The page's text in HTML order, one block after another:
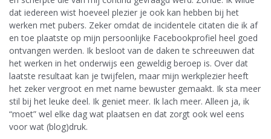
dat iedereen wist hoeveel plezier je ook kan hebben bij het
werken met pubers. Zeker omdat de incidentele citaten die ik af
en toe plaatste op mijn persoonlijke Facebookprofiel heel goed
ontvangen werden. Ik besloot van de daken te schreeuwen dat
het werken in het onderwijs een geweldig beroep is. Over dat
laatste resultaat kan je twijfelen, maar mijn werkplezier heeft
het zeker vergroot en met name bewuster gemaakt. Ik sta meer
stil bij het leuke deel. Ik geniet meer. Ik lach meer. Alleen ja, ik
“moet” wel elke dag wat plaatsen en dat zorgt ook wel eens
voor wat (blog)druk.